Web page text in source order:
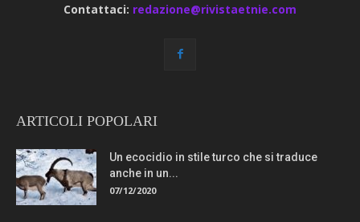
Contattaci: redazione@rivistaetnie.com
ARTICOLI POPOLARI
Un ecocidio in stile turco che si traduce
anche in un...
07/12/2020